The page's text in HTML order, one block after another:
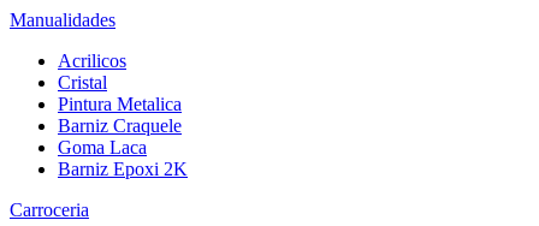
Manualidades
Acrilicos
Cristal
Pintura Metalica
Barniz Craquele
Goma Laca
Barniz Epoxi 2K
Carroceria